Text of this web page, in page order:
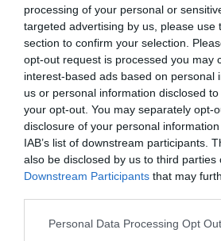
processing of your personal or
targeted advertising by us, please use
section to confirm your selection.
opt-out request is processed you may
interest-based ads based on personal
us or personal information disclosed
your opt-out. You may separately opt-
disclosure of your personal
IAB’s list of downstream participants.
also be disclosed by us to third parties
Downstream Participants that may
Personal Data Processing Opt
Δείτε όλα τατελευταία νέαγια
Πολιτισμό στοCulturenow.gr
Νέοι Διαγωνισμοί❯
Tags
ΓΚΑΛΕΡΙ ΤΕΧΝΗΣ - ΑΙΘΟΥΣΕΣ ΤΕΧΝΗΣ
ΓΛΥΠΤΙΚΗ - ΧΑΡΑΚΤΙΚΗ
ΔΩΡΕΑΝ